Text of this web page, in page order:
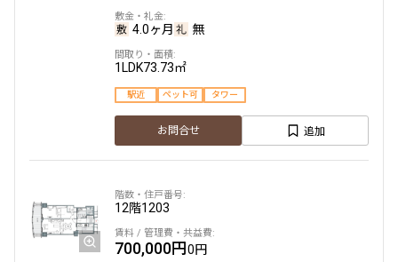
4.0ヶ月 無
1LDK73.73㎡
駅近 ペット可 タワー
お問合せ 追加
12階1203
700,000円0円